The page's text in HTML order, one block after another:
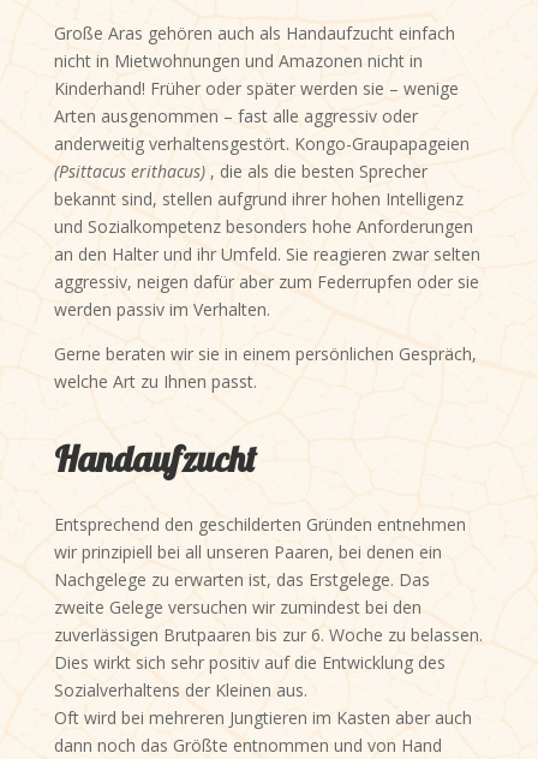
Große Aras gehören auch als Handaufzucht einfach
nicht in Mietwohnungen und Amazonen nicht in
Kinderhand! Früher oder später werden sie – wenige
Arten ausgenommen – fast alle aggressiv oder
anderweitig verhaltensgestört. Kongo-Graupapageien
(Psittacus erithacus), die als die besten Sprecher
bekannt sind, stellen aufgrund ihrer hohen Intelligenz
und Sozialkompetenz besonders hohe Anforderungen
an den Halter und ihr Umfeld. Sie reagieren zwar selten
aggressiv, neigen dafür aber zum Federrupfen oder sie
werden passiv im Verhalten.
Gerne beraten wir sie in einem persönlichen Gespräch,
welche Art zu Ihnen passt.
Handaufzucht
Entsprechend den geschilderten Gründen entnehmen
wir prinzipiell bei all unseren Paaren, bei denen ein
Nachgelege zu erwarten ist, das Erstgelege. Das
zweite Gelege versuchen wir zumindest bei den
zuverlässigen Brutpaaren bis zur 6. Woche zu belassen.
Dies wirkt sich sehr positiv auf die Entwicklung des
Sozialverhaltens der Kleinen aus.
Oft wird bei mehreren Jungtieren im Kasten aber auch
dann noch das Größte entnommen und von Hand